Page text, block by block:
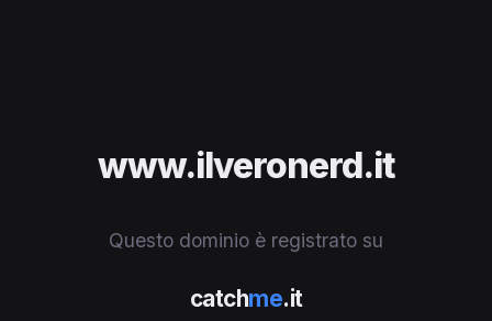
www.ilveronerd.it
Questo dominio è registrato su
catchme.it